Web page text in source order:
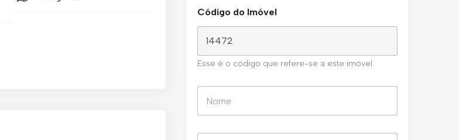
Código do Imóvel
Esse é o código que refere-se a este imóvel